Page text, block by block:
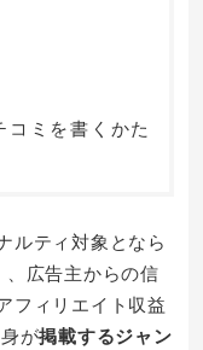
コミを書くかた
ルティ対象となら
広告主からの信
フィリエイト収益
が掲載するジャン